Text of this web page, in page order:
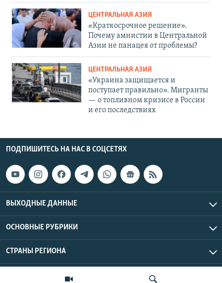
ЦЕНТРАЛЬНАЯ АЗИЯ
«Краткосрочное решение».
Почему амнистии в Центральной
Азии не панацея от проблемы?
ЦЕНТРАЛЬНАЯ АЗИЯ
«Украина защищается и
поступает правильно». Мигранты
— о топливном кризисе в России
и его последствиях
ПОДПИШИТЕСЬ НА НАС В СОЦСЕТЯХ
ВЫХОДНЫЕ ДАННЫЕ
ОСНОВНЫЕ РУБРИКИ
СТРАНЫ РЕГИОНА
Азаттык Азия © 2026 RFE/RL, Inc. | Все права защищены.